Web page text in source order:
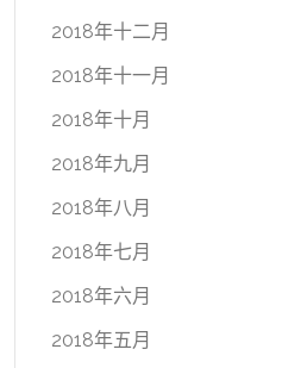
2018年十二月
2018年十一月
2018年十月
2018年九月
2018年八月
2018年七月
2018年六月
2018年五月